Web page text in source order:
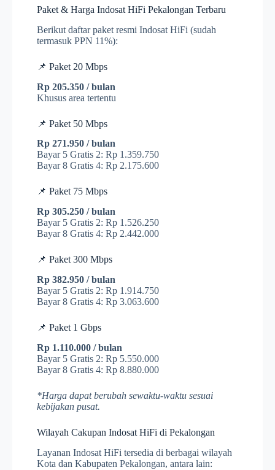
Paket & Harga Indosat HiFi Pekalongan Terbaru
Berikut daftar paket resmi Indosat HiFi (sudah
termasuk PPN 11%):
📌 Paket 20 Mbps
Rp 205.350 / bulan
Khusus area tertentu
📌 Paket 50 Mbps
Rp 271.950 / bulan
Bayar 5 Gratis 2: Rp 1.359.750
Bayar 8 Gratis 4: Rp 2.175.600
📌 Paket 75 Mbps
Rp 305.250 / bulan
Bayar 5 Gratis 2: Rp 1.526.250
Bayar 8 Gratis 4: Rp 2.442.000
📌 Paket 300 Mbps
Rp 382.950 / bulan
Bayar 5 Gratis 2: Rp 1.914.750
Bayar 8 Gratis 4: Rp 3.063.600
📌 Paket 1 Gbps
Rp 1.110.000 / bulan
Bayar 5 Gratis 2: Rp 5.550.000
Bayar 8 Gratis 4: Rp 8.880.000
*Harga dapat berubah sewaktu-waktu sesuai
kebijakan pusat.
Wilayah Cakupan Indosat HiFi di Pekalongan
Layanan Indosat HiFi tersedia di berbagai wilayah
Kota dan Kabupaten Pekalongan, antara lain: